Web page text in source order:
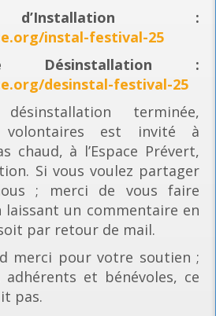
d’Installation :
instal-festival-25
Désinstallation :
desinstal-festival-25
terminée,
volontaires est invité à
chaud, à l’Espace Prévert,
Si vous voulez partager
; merci de vous faire
un commentaire en
par retour de mail.
merci pour votre soutien ;
et bénévoles, ce
pas.